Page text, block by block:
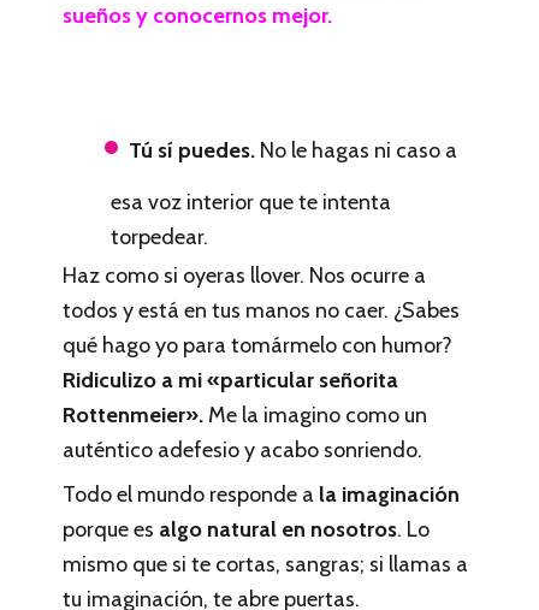
sueños y conocernos mejor.
Tú sí puedes. No le hagas ni caso a
esa voz interior que te intenta
torpedear.
Haz como si oyeras llover. Nos ocurre a
todos y está en tus manos no caer. ¿Sabes
qué hago yo para tomármelo con humor?
Ridiculizo a mi «particular señorita
Rottenmeier». Me la imagino como un
auténtico adefesio y acabo sonriendo.
Todo el mundo responde a la imaginación
porque es algo natural en nosotros. Lo
mismo que si te cortas, sangras; si llamas a
tu imaginación, te abre puertas.